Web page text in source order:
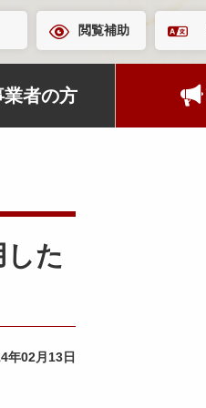
閲覧補助
業者の方
た
年02月13日